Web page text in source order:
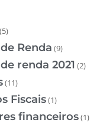
(5)
Renda (9)
renda 2021 (2)
(11)
Fiscais(1)
financeiros(1)